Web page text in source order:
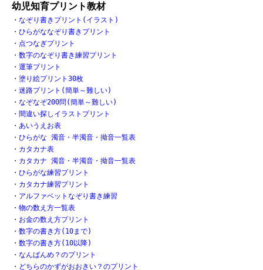
幼児知育プリント教材
・ なぞり書きプリント(イラスト)
・ ひらがななぞり書きプリント
・ 点つなぎプリント
・ 数字のなぞり書き練習プリント
・ 運筆プリント
・ 塗り絵プリント30枚
・ 迷路プリント(簡単～難しい)
・ なぞなぞ200問(簡単～難しい)
・ 間違い探しイラストプリント
・ あいうえお表
・ ひらがな 濁音・半濁音・拗音一覧表
・ カタカナ表
・ カタカナ 濁音・半濁音・拗音一覧表
・ ひらがな練習プリント
・ カタカナ練習プリント
・ アルファベットなぞり書き練習
・ 物の数え方一覧表
・ お金の数え方プリント
・ 数字の書き方(10まで)
・ 数字の書き方(10以降)
・ なんばんめ？のプリント
・ どちらのかずがおおきい？のプリント